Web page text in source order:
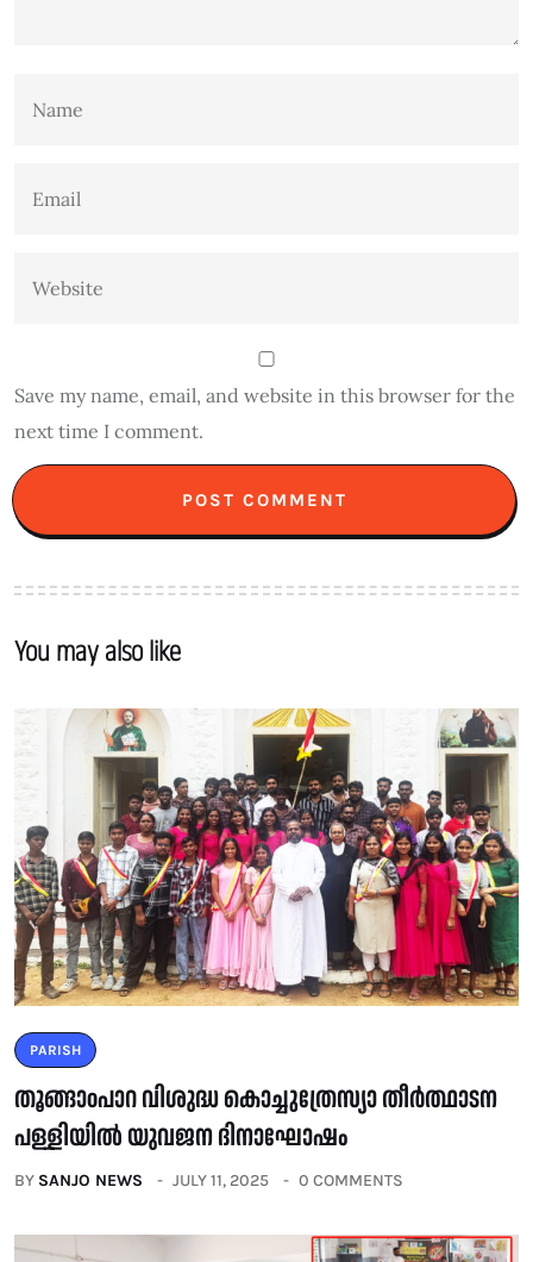
Save my name, email, and website in this browser for the
next time I comment.
You may also like
PARISH
തൂങ്ങാoപാറ വിശുദ്ധ കൊച്ചുത്രേസ്യാ തീർത്ഥാടന
പള്ളിയിൽ യുവജന ദിനാഘോഷം
BY SANJO NEWS JULY 11, 2025 0 COMMENTS